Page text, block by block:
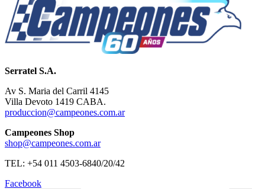
Serratel S.A.
Av S. Maria del Carril 4145
Villa Devoto 1419 CABA.
produccion@campeones.com.ar
Campeones Shop
shop@campeones.com.ar
TEL: +54 011 4503-6840/20/42
Facebook